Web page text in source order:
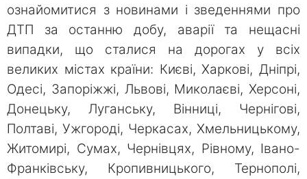
ознайомитися з новинами і зведеннями про
ДТП за останню добу, аварії та нещасні
випадки, що сталися на дорогах у всіх
великих містах країни: Києві, Харкові, Дніпрі,
Одесі, Запоріжжі, Львові, Миколаєві, Херсоні,
Донецьку, Луганську, Вінниці, Чернігові,
Полтаві, Ужгороді, Черкасах, Хмельницькому,
Житомирі, Сумах, Чернівцях, Рівному, Івано-
Франківську, Кропивницького, Тернополі,